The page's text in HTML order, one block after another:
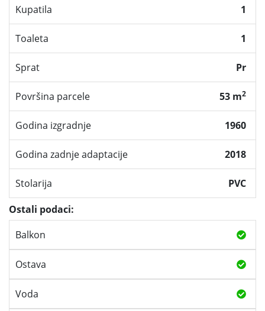
Kupatila 1
Toaleta 1
Sprat Pr
Površina parcele 53 m2
Godina izgradnje 1960
Godina zadnje adaptacije 2018
Stolarija
PVC
Ostali podaci:
Balkon
Ostava
Voda